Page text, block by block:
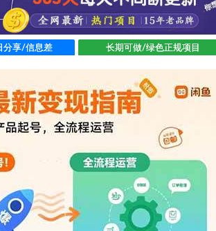
分享/信息差 长期可做/绿色正规项目